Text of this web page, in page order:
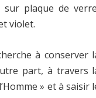
plaque de
violet.
à conserver
part, à travers
» et à saisir